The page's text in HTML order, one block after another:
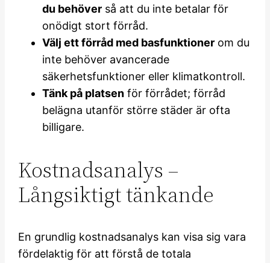
du behöver så att du inte betalar för
onödigt stort förråd.
Välj ett förråd med basfunktioner om du
inte behöver avancerade
säkerhetsfunktioner eller klimatkontroll.
Tänk på platsen för förrådet; förråd
belägna utanför större städer är ofta
billigare.
Kostnadsanalys –
Långsiktigt tänkande
En grundlig kostnadsanalys kan visa sig vara
fördelaktig för att förstå de totala